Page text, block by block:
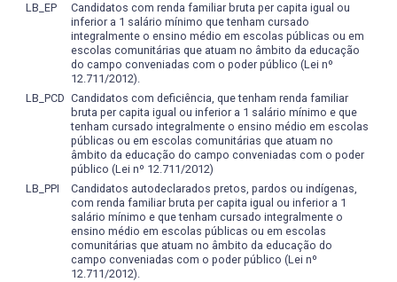
LB_EP
Candidatos com renda familiar bruta per capita igual ou
inferior a 1 salário mínimo que tenham cursado
integralmente o ensino médio em escolas públicas ou em
escolas comunitárias que atuam no âmbito da educação
do campo conveniadas com o poder público (Lei nº
12.711/2012).
LB_PCD Candidatos com deficiência, que tenham renda familiar
bruta per capita igual ou inferior a 1 salário mínimo e que
tenham cursado integralmente o ensino médio em escolas
públicas ou em escolas comunitárias que atuam no
âmbito da educação do campo conveniadas com o poder
público (Lei nº 12.711/2012)
LB_PPI
Candidatos autodeclarados pretos, pardos ou indígenas,
com renda familiar bruta per capita igual ou inferior a 1
salário mínimo e que tenham cursado integralmente o
ensino médio em escolas públicas ou em escolas
comunitárias que atuam no âmbito da educação do
campo conveniadas com o poder público (Lei nº
12.711/2012).